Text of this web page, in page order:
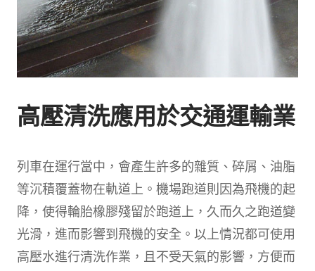
高壓清洗應用於交通運輸業
列車在運行當中，會產生許多的雜質、碎屑、油脂
等沉積覆蓋物在軌道上。機場跑道則因為飛機的起
降，使得輪胎橡膠殘留於跑道上，久而久之跑道變
光滑，進而影響到飛機的安全。以上情況都可使用
高壓水進行清洗作業，且不受天氣的影響，方便而